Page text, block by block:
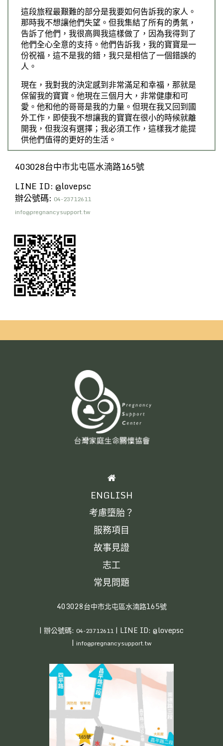
這段旅程最艱難的部分是我要如何告訴我的家人。
那時我不想讓他們失望。但我集結了所有的勇氣，
告訴了他們，我很高興我這樣做了，因為我得到了
他們全心全意的支持。他們告訴我，我的寶寶是一
份祝福，這不是我的錯，我只是相信了一個錯誤的
人。
現在，我對我的決定感到非常滿足和幸福，那就是
保留我的寶寶。他現在三個月大，非常健康和可
愛。他和他的哥哥是我的力量。但現在我又回到國
外工作，即使我不想讓我的寶寶在很小的時候就離
開我，但我沒有選擇；我必須工作，這樣我才能提
供他們值得的更好的生活。
403028台中市北屯區水湳路165號
LINE ID: @lovepsc
辦公號碼: 04-23712611
info@pregnancysupport.tw
HOME
ENGLISH
考慮墮胎？
服務項目
故事見證
志工
常見問題
403028台中市北屯區水湳路165號
| 辦公號碼: 04-23712611 | LINE ID: @lovepsc
| info@pregnancysupport.tw